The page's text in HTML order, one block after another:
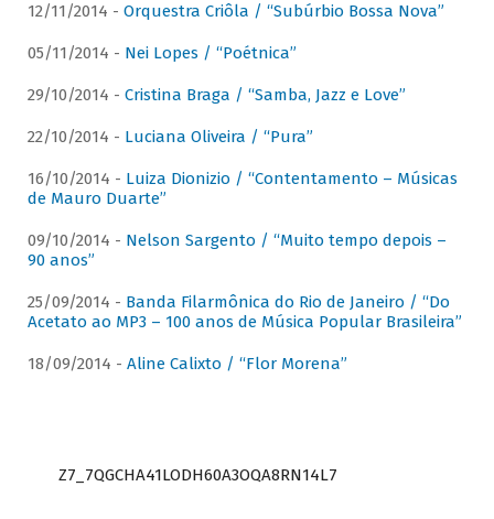
12/11/2014 - Orquestra Criôla / “Subúrbio Bossa Nova”
05/11/2014 - Nei Lopes / “Poétnica”
29/10/2014 - Cristina Braga / “Samba, Jazz e Love”
22/10/2014 - Luciana Oliveira / “Pura”
16/10/2014 - Luiza Dionizio / “Contentamento – Músicas
de Mauro Duarte”
09/10/2014 - Nelson Sargento / “Muito tempo depois –
90 anos”
25/09/2014 - Banda Filarmônica do Rio de Janeiro / “Do
Acetato ao MP3 – 100 anos de Música Popular Brasileira”
18/09/2014 - Aline Calixto / “Flor Morena”
Z7_7QGCHA41LODH60A3OQA8RN14L7